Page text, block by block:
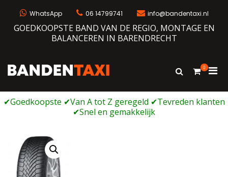
WhatsApp 06 14799741 info@bandentaxi.nl
GOEDKOOPSTE BAND VAN DE REGIO, MONTAGE EN
BALANCEREN IN BARENDRECHT
Bandengarage met eigen webshop
Toon
0
voor